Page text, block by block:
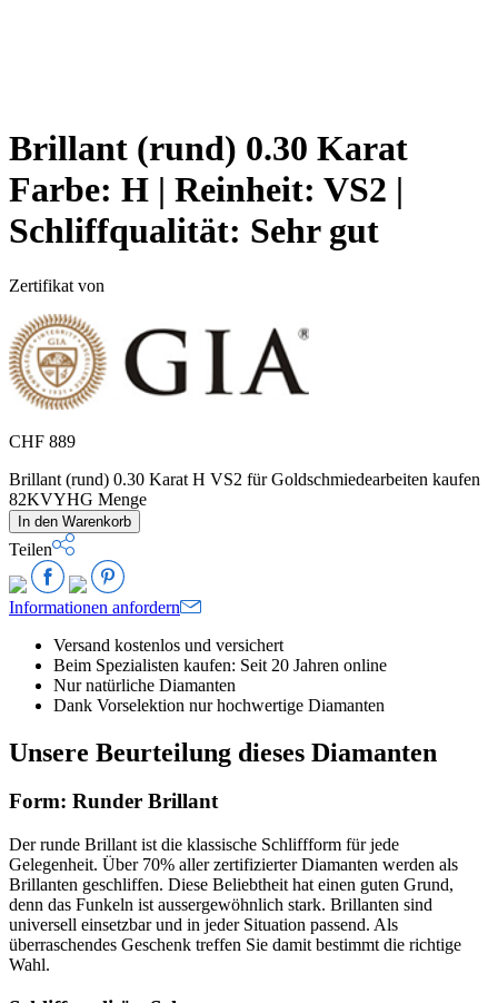
Brillant (rund) 0.30 Karat
Farbe: H | Reinheit: VS2 |
Schliffqualität: Sehr gut
Zertifikat von
CHF 889
Brillant (rund) 0.30 Karat H VS2 für Goldschmiedearbeiten kaufen
82KVYHG Menge
In den Warenkorb
Teilen
Informationen anfordern
Versand kostenlos und versichert
Beim Spezialisten kaufen: Seit 20 Jahren online
Nur natürliche Diamanten
Dank Vorselektion nur hochwertige Diamanten
Unsere Beurteilung dieses Diamanten
Form: Runder Brillant
Der runde Brillant ist die klassische Schliffform für jede
Gelegenheit. Über 70% aller zertifizierter Diamanten werden als
Brillanten geschliffen. Diese Beliebtheit hat einen guten Grund,
denn das Funkeln ist aussergewöhnlich stark. Brillanten sind
universell einsetzbar und in jeder Situation passend. Als
überraschendes Geschenk treffen Sie damit bestimmt die richtige
Wahl.